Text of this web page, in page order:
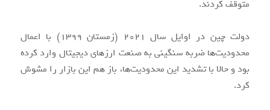
متوقف کردند.
دولت چین در اوایل سال ۲۰۲۱ (زمستان ۱۳۹۹) با اعمال
محدودیت‌ها ضربه سنگینی به صنعت ارزهای دیجیتال وارد کرده
بود و حالا با تشدید این محدودیت‌ها، باز هم این بازار را مشوش
کرد.